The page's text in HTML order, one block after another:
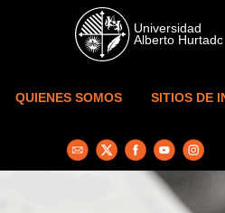
Skip to main content
QUIENES SOMOS SITIOS DE